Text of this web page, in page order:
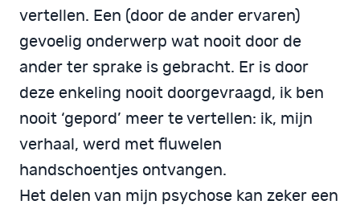
vertellen. Een (door de ander ervaren)
gevoelig onderwerp wat nooit door de
ander ter sprake is gebracht. Er is door
deze enkeling nooit doorgevraagd, ik ben
nooit ‘gepord’ meer te vertellen: ik, mijn
verhaal, werd met fluwelen
handschoentjes ontvangen.
Het delen van mijn psychose kan zeker een